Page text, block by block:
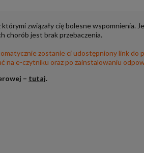
związały cię bolesne wspomnienia.
chorób jest brak przebaczenia.
zostanie ci udostępniony link do
na e-czytniku oraz po zainstalowaniu
– tutaj.